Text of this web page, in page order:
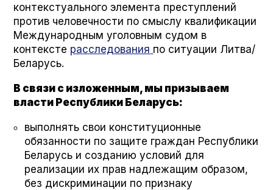
контекстуального элемента преступлений
против человечности по смыслу квалификации
Международным уголовным судом в
контексте расследования по ситуации Литва/
Беларусь.
В связи с изложенным, мы призываем
власти Республики Беларусь:
выполнять свои конституционные
обязанности по защите граждан Республики
Беларусь и созданию условий для
реализации их прав надлежащим образом,
без дискриминации по признаку